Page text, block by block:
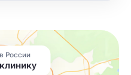
России